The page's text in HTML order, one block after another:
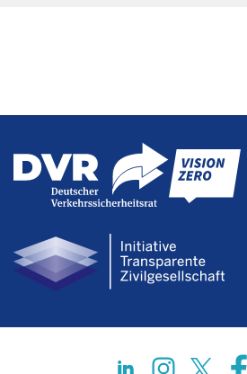
Social networks